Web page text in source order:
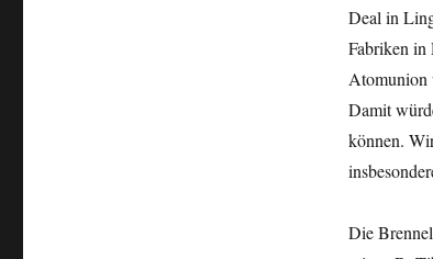
Deal in
Fabriken in
Atomunion
Damit
können.
Die